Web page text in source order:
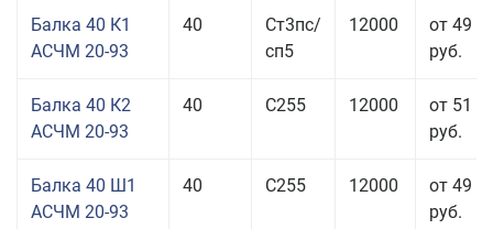
Балка 40 К1
АСЧМ 20-93
40
Ст3пс/
сп5
12000
от 49
руб.
Балка 40 К2
АСЧМ 20-93
40 С255 12000
от 51
руб.
Балка 40 Ш1
АСЧМ 20-93
40 С255 12000
от 49
руб.